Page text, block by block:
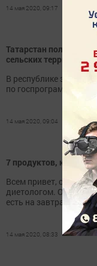
14 мая 2020, 09:17
Татарстан получит
сельских территорий
В республике
по госпрограмме
14 мая 2020, 09:04
7 продуктов, которые
Всем привет, совсем
диетологом. Она
есть на завтрак.
14 мая 2020, 08:33